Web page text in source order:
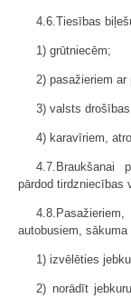
4.6.Tiesības
1) grūtniecēm;
2) pasažieriem
3) valsts
4) karavīriem,
4.7.Braukšanai
pārdod tirdzniecības
autobusiem,
1) izvēlēties
2) norādīt